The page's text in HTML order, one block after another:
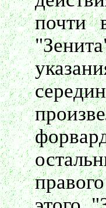
почти